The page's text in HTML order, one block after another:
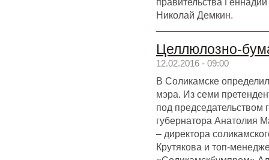
Николай Демкин.
Целлюлозно-
12.02.2016 - 09:00
В Соликамске
мэра. Из семи
под председательством
губернатора Анатолия
– директора
Крутякова и топ-